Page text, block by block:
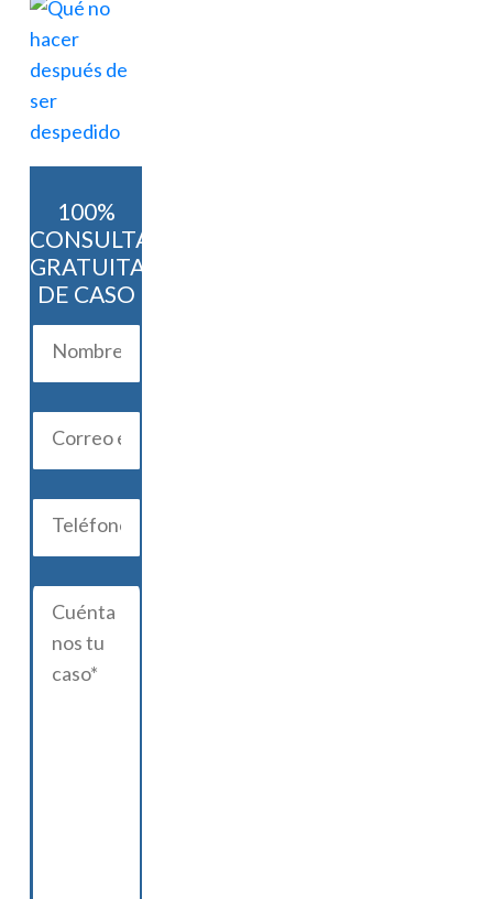
100%
CONSULTA
GRATUITA
DE CASO